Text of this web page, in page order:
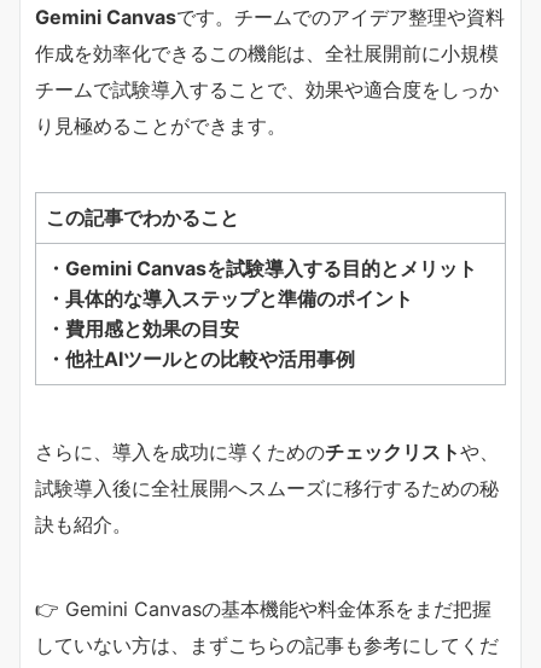
Gemini Canvasです。チームでのアイデア整理や資料
作成を効率化できるこの機能は、全社展開前に小規模
チームで試験導入することで、効果や適合度をしっか
り見極めることができます。
この記事でわかること
・Gemini Canvasを試験導入する目的とメリット
・具体的な導入ステップと準備のポイント
・費用感と効果の目安
・他社AIツールとの比較や活用事例
さらに、導入を成功に導くためのチェックリストや、
試験導入後に全社展開へスムーズに移行するための秘
訣も紹介。
👉 Gemini Canvasの基本機能や料金体系をまだ把握
していない方は、まずこちらの記事も参考にしてくだ